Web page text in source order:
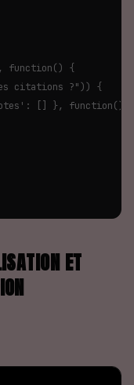
function() {
citations ?")) {
[] }, function() {
ET